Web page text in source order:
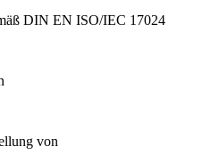
DIN EN ISO/IEC 17024
von